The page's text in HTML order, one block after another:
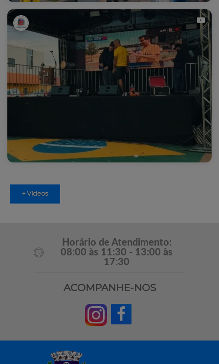
+ Vídeos
Horário de Atendimento:
08:00 às 11:30 - 13:00 às
17:30
ACOMPANHE-NOS